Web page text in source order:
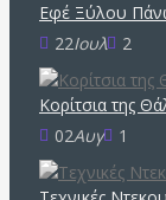
Εφέ Ξύλου
22Ιουλ 2
Κορίτσια της
02Αυγ 1